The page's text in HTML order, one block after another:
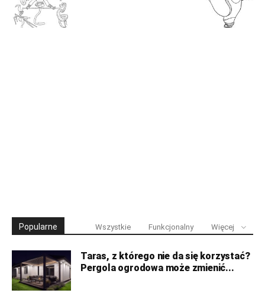
Popularne Wszystkie Funkcjonalny Więcej
Taras, z którego nie da się korzystać?
Pergola ogrodowa może zmienić...